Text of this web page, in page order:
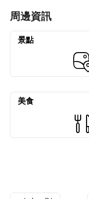
周邊資訊
景點
美食